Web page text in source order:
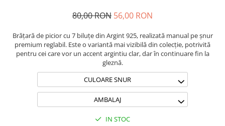
Coliere Transparente cu Molecule
Naturale
Coliere Transparente Diverse
Lănțișoare cu Inimioare
Lănțișoare cu Cruce
Lănțișoare cu Stea
80,00 RON 56,00 RON
Brățară de picior cu 7 biluțe din Argint 925, realizată manual pe șnur
premium reglabil. Este o variantă mai vizibilă din colecție, potrivită
pentru cei care vor un accent argintiu clar, dar în continuare fin la
gleznă.
CULOARE SNUR
AMBALAJ
IN STOC